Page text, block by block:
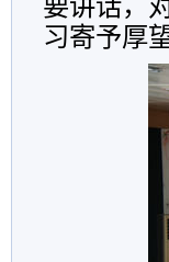
要讲话，
习寄予厚望